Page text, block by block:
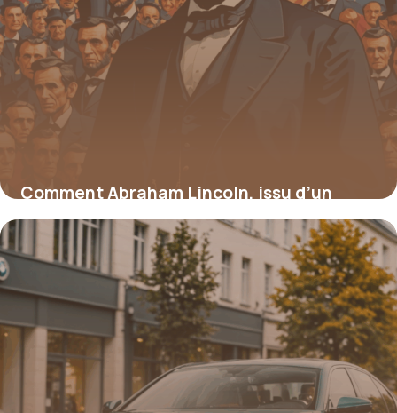
Comment Abraham Lincoln, issu d’un
milieu modeste, a transformé l’Amérique
15 juin 2026